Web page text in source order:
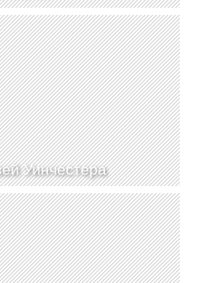
Уинчестера